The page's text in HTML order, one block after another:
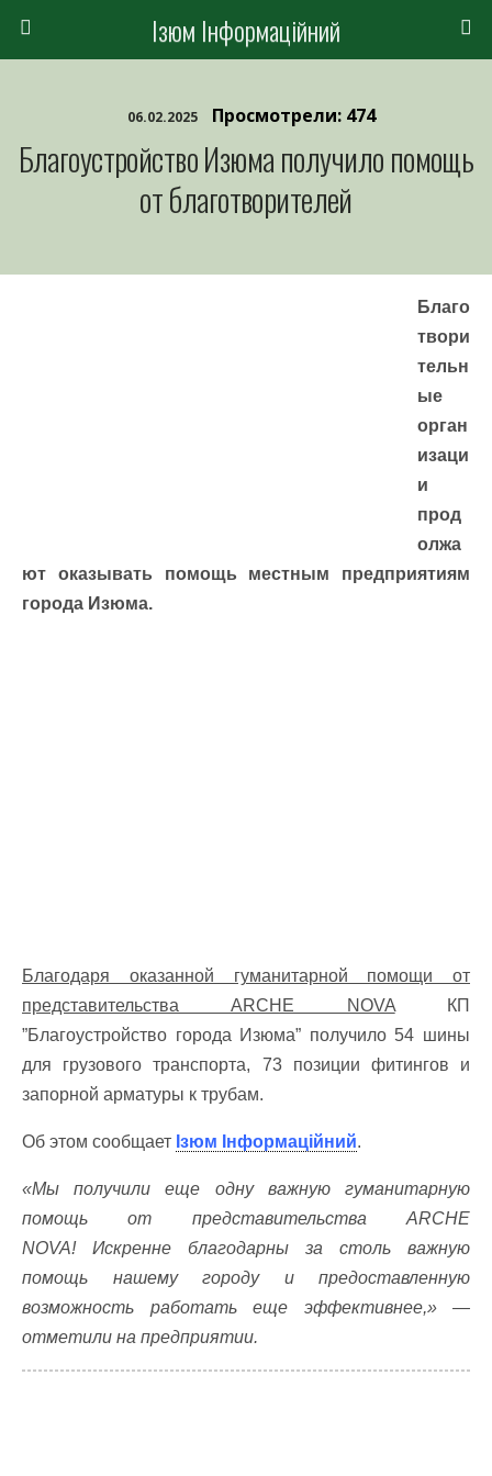
Ізюм Інформаційний
06.02.2025 Просмотрели: 474
Благоустройство Изюма получило помощь
от благотворителей
Благо
твори
тельн
ые
орган
изаци
и
прод
олжа
ют оказывать помощь местным предприятиям
города Изюма.
Благодаря оказанной гуманитарной помощи от
представительства ARCHE NOVAКП
”Благоустройство города Изюма” получило 54 шины
для грузового транспорта, 73 позиции фитингов и
запорной арматуры к трубам.
Об этом сообщает Ізюм Інформаційний.
«Мы получили еще одну важную гуманитарную
помощь от представительства ARCHE
NOVA! Искренне благодарны за столь важную
помощь нашему городу и предоставленную
возможность работать еще эффективнее,» —
отметили на предприятии.